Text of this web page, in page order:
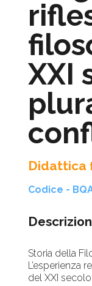
XXI
Didattica
Codice -
Storia della
L’esperienza
del XXI